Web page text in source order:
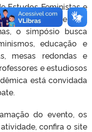
Estudos Feministas e
06 e 07 de Novembro
o simpósio busca
educação e
mesas redondas e
e estudiosos
está convidada
do evento, os
confira o site